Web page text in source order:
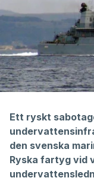
Ett ryskt
den svenska
Ryska fartyg vid